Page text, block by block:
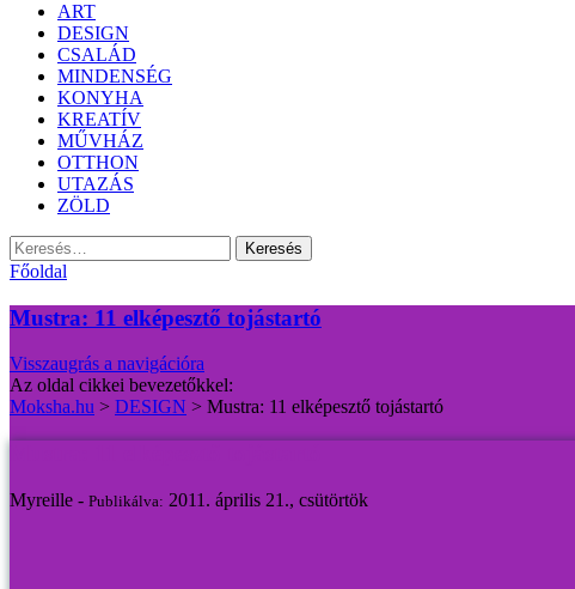
ART
DESIGN
CSALÁD
MINDENSÉG
KONYHA
KREATÍV
MŰVHÁZ
OTTHON
UTAZÁS
ZÖLD
Keresés:
Főoldal
Mustra: 11 elképesztő tojástartó
Visszaugrás a navigációra
Az oldal cikkei bevezetőkkel:
Moksha.hu > DESIGN > Mustra: 11 elképesztő tojástartó
Myreille - Publikálva: 2011. április 21., csütörtök